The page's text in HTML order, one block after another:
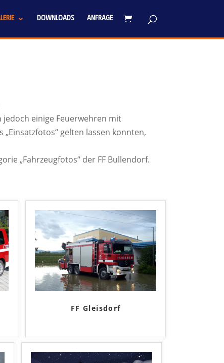
DOWNLOADS ANFRAGE
jedoch einige Feuerwehren mit
gelten lassen konnten,
„Fahrzeugfotos“ der FF Bullendorf.
FF Gleisdorf